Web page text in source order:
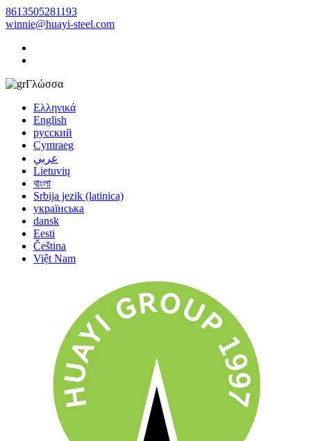
8613505281193
winnie@huayi-steel.com
Γλώσσα
Ελληνικά
English
русский
Cymraeg
عربي
Lietuvių
বাংলা
Srbija jezik (latinica)
українська
dansk
Eesti
Čeština
Việt Nam